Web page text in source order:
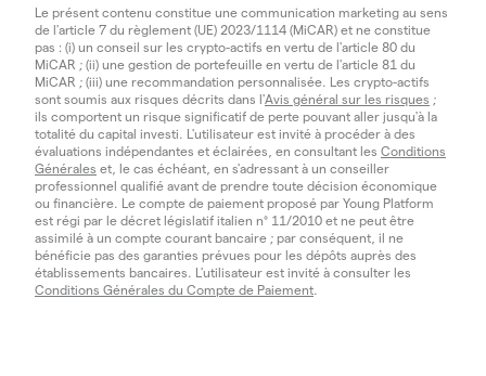
Le présent contenu constitue une communication marketing au sens
de l'article 7 du règlement (UE) 2023/1114 (MiCAR) et ne constitue
pas : (i) un conseil sur les crypto-actifs en vertu de l'article 80 du
MiCAR ; (ii) une gestion de portefeuille en vertu de l'article 81 du
MiCAR ; (iii) une recommandation personnalisée. Les crypto-actifs
sont soumis aux risques décrits dans l'Avis général sur les risques ;
ils comportent un risque significatif de perte pouvant aller jusqu'à la
totalité du capital investi. L'utilisateur est invité à procéder à des
évaluations indépendantes et éclairées, en consultant les Conditions
Générales et, le cas échéant, en s'adressant à un conseiller
professionnel qualifié avant de prendre toute décision économique
ou financière. Le compte de paiement proposé par Young Platform
est régi par le décret législatif italien n° 11/2010 et ne peut être
assimilé à un compte courant bancaire ; par conséquent, il ne
bénéficie pas des garanties prévues pour les dépôts auprès des
établissements bancaires. L'utilisateur est invité à consulter les
Conditions Générales du Compte de Paiement.